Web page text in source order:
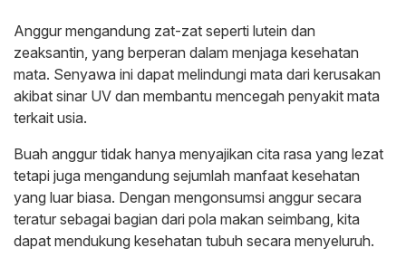
Anggur mengandung zat-zat seperti lutein dan
zeaksantin, yang berperan dalam menjaga kesehatan
mata. Senyawa ini dapat melindungi mata dari kerusakan
akibat sinar UV dan membantu mencegah penyakit mata
terkait usia.
Buah anggur tidak hanya menyajikan cita rasa yang lezat
tetapi juga mengandung sejumlah manfaat kesehatan
yang luar biasa. Dengan mengonsumsi anggur secara
teratur sebagai bagian dari pola makan seimbang, kita
dapat mendukung kesehatan tubuh secara menyeluruh.